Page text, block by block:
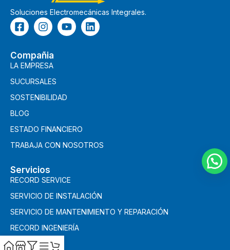
Soluciones Electromecánicas Integrales.
Compañia
LA EMPRESA
SUCURSALES
SOSTENIBILIDAD
BLOG
ESTADO FINANCIERO
TRABAJA CON NOSOTROS
Servicios
RECORD SERVICE
SERVICIO DE INSTALACIÓN
SERVICIO DE MANTENIMIENTO Y REPARACIÓN
RECORD INGENIERÍA